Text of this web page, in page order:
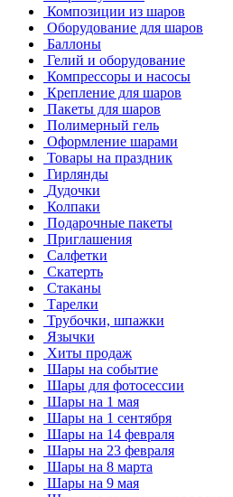
Композиции из шаров
Оборудование для шаров
Баллоны
Гелий и оборудование
Компрессоры и насосы
Крепление для шаров
Пакеты для шаров
Полимерный гель
Оформление шарами
Товары на праздник
Гирлянды
Дудочки
Колпаки
Подарочные пакеты
Приглашения
Салфетки
Скатерть
Стаканы
Тарелки
Трубочки, шпажки
Язычки
Хиты продаж
Шары на событие
Шары для фотосессии
Шары на 1 мая
Шары на 1 сентября
Шары на 14 февраля
Шары на 23 февраля
Шары на 8 марта
Шары на 9 мая